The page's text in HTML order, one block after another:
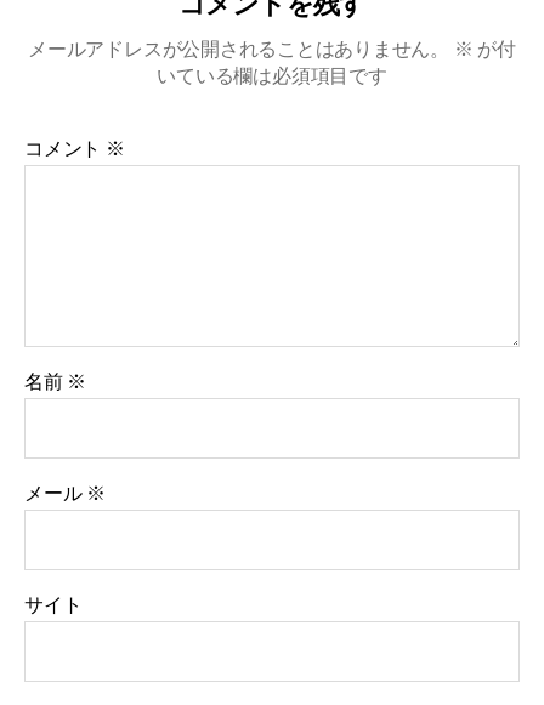
メールアドレスが公開されることはありません。 ※ が付
いている欄は必須項目です
コメント ※
名前 ※
メール ※
サイト